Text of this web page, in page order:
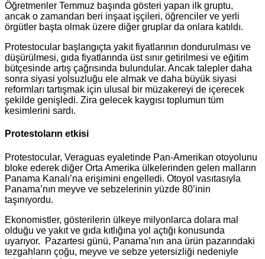
Öğretmenler Temmuz başında gösteri yapan ilk gruptu,
ancak o zamandan beri inşaat işçileri, öğrenciler ve yerli
örgütler başta olmak üzere diğer gruplar da onlara katıldı.
Protestocular başlangıçta yakıt fiyatlarının dondurulması ve
düşürülmesi, gıda fiyatlarında üst sınır getirilmesi ve eğitim
bütçesinde artış çağrısında bulundular. Ancak talepler daha
sonra siyasi yolsuzluğu ele almak ve daha büyük siyasi
reformları tartışmak için ulusal bir müzakereyi de içerecek
şekilde genişledi. Zira gelecek kaygısı toplumun tüm
kesimlerini sardı.
Protestoların etkisi
Protestocular, Veraguas eyaletinde Pan-Amerikan otoyolunu
bloke ederek diğer Orta Amerika ülkelerinden gelen malların
Panama Kanalı’na erişimini engelledi. Otoyol vasıtasıyla
Panama’nın meyve ve sebzelerinin yüzde 80’inin
taşınıyordu.
Ekonomistler, gösterilerin ülkeye milyonlarca dolara mal
olduğu ve yakıt ve gıda kıtlığına yol açtığı konusunda
uyarıyor. Pazartesi günü, Panama’nın ana ürün pazarındaki
tezgahların çoğu, meyve ve sebze yetersizliği nedeniyle